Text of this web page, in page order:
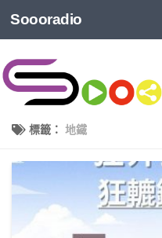
Soooradio
標籤： 地鐵